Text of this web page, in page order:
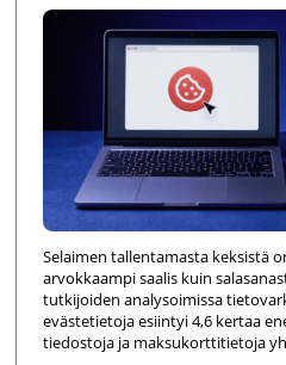
Selaimen tallentamasta keksistä
arvokkaampi saalis kuin
tutkijoiden analysoimissa
evästetietoja esiintyi 4,6 kertaa
tiedostoja ja maksukorttitietoja